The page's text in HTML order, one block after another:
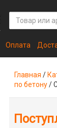
Оплата
Главная /
по бетону/